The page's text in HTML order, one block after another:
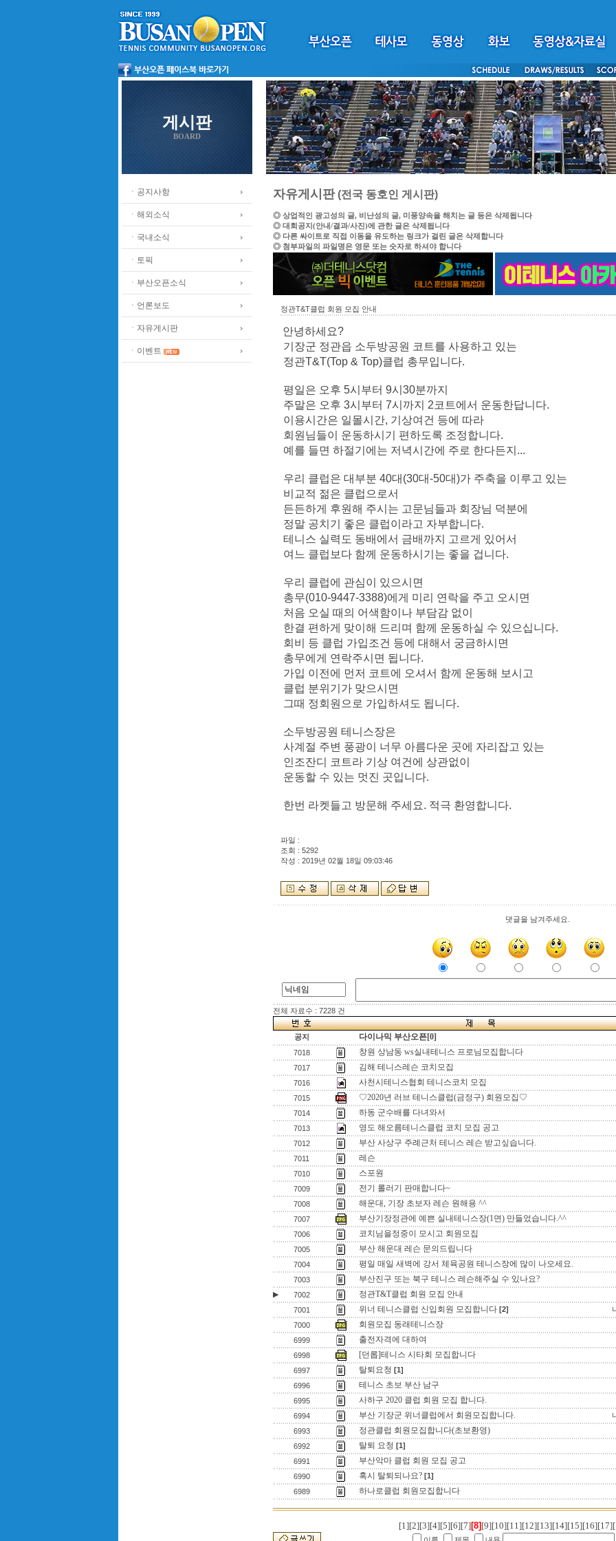
게시판
BOARD
ㆍ공지사항
ㆍ해외소식
ㆍ국내소식
ㆍ토픽
ㆍ부산오픈소식
ㆍ언론보도
ㆍ자유게시판
ㆍ이벤트
자유게시판(전국 동호인 게시판)
◎ 상업적인 광고성의 글, 비난성의 글, 미풍양속을 해치는 글 등은 삭제됩니다
◎ 대회공지(안내/결과/사진)에 관한 글은 삭제됩니다
◎ 다른 싸이트로 직접 이동을 유도하는 링크가 걸린 글은 삭제합니다
◎ 첨부파일의 파일명은 영문 또는 숫자로 하셔야 합니다
정관T&T클럽 회원 모집 안내
안녕하세요?
기장군 정관읍 소두방공원 코트를 사용하고 있는
정관T&T(Top & Top)클럽 총무입니다.
평일은 오후 5시부터 9시30분까지
주말은 오후 3시부터 7시까지 2코트에서 운동한답니다.
이용시간은 일몰시간, 기상여건 등에 따라
회원님들이 운동하시기 편하도록 조정합니다.
예를 들면 하절기에는 저녁시간에 주로 한다든지...
우리 클럽은 대부분 40대(30대-50대)가 주축을 이루고 있는
비교적 젊은 클럽으로서
든든하게 후원해 주시는 고문님들과 회장님 덕분에
정말 공치기 좋은 클럽이라고 자부합니다.
테니스 실력도 동배에서 금배까지 고르게 있어서
여느 클럽보다 함께 운동하시기는 좋을 겁니다.
우리 클럽에 관심이 있으시면
총무(010-9447-3388)에게 미리 연락을 주고 오시면
처음 오실 때의 어색함이나 부담감 없이
한결 편하게 맞이해 드리며 함께 운동하실 수 있으십니다.
회비 등 클럽 가입조건 등에 대해서 궁금하시면
총무에게 연락주시면 됩니다.
가입 이전에 먼저 코트에 오셔서 함께 운동해 보시고
클럽 분위기가 맞으시면
그때 정회원으로 가입하셔도 됩니다.
소두방공원 테니스장은
사계절 주변 풍광이 너무 아름다운 곳에 자리잡고 있는
인조잔디 코트라 기상 여건에 상관없이
운동할 수 있는 멋진 곳입니다.
한번 라켓들고 방문해 주세요. 적극 환영합니다.
파일 :
조회 : 5292
작성 : 2019년 02월 18일 09:03:46
댓글을 남겨주세요.
전체 자료수 : 7228 건
공지 다이나믹 부산오픈[0]
7018 창원 상남동 ws실내테니스 프로님모집합니다
7017 김해 테니스레슨 코치모집
7016 사천시테니스협회 테니스코치 모집
7015 ♡2020년 러브 테니스클럽(금정구) 회원모집♡
7014 하동 군수배를 다녀와서
7013 영도 해오름테니스클럽 코치 모집 공고
7012 부산 사상구 주례근처 테니스 레슨 받고싶습니다.
7011 레슨
7010 스포원
7009 전기 롤러기 판매합니다~
7008 해운대, 기장 초보자 레슨 원해용 ^^
7007 부산기장정관에 예쁜 실내테니스장(1면) 만들었습니다.^^
7006 코치님을정중이 모시고 회원모집
7005 부산 해운대 레슨 문의드립니다
7004 평일 매일 새벽에 강서 체육공원 테니스장에 많이 나오세요.
7003 부산진구 또는 북구 테니스 레슨해주실 수 있나요?
▶ 7002 정관T&T클럽 회원 모집 안내
7001 위너 테니스클럽 신입회원 모집합니다 [2]
7000
회원모집 동래테니스장
6999 출전자격에 대하여
6998 [던롭]테니스 시타회 모집합니다
6997 탈퇴요청 [1]
6996
테니스 초보 부산 남구
6995 사하구 2020 클럽 회원 모집 합니다.
6994 부산 기장군 위너클럽에서 회원모집합니다.
6993
정관클럽 회원모집합니다(초보환영)
6992 탈퇴 요청 [1]
6991
부산악마 클럽 회원 모집 공고
6990 혹시 탈퇴되나요? [1]
6989
하나로클럽 회원모집합니다
[1][2][3][4][5][6][7][8] [9][10][11][12][13][14][15][16][17]